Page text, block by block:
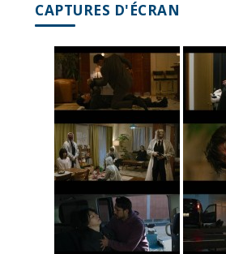
CAPTURES D'ÉCRAN